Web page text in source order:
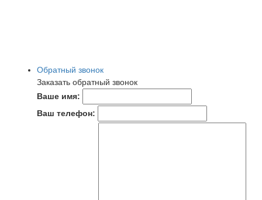
Обратный звонок
Заказать обратный звонок
Ваше имя:
Ваш телефон: